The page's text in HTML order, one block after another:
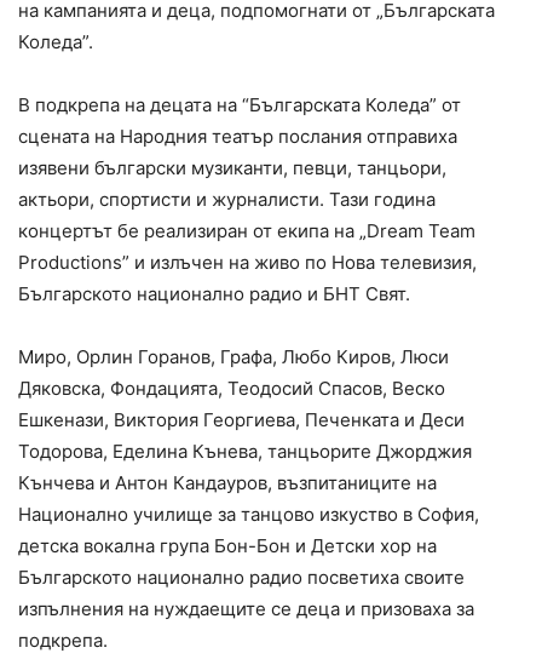
на кампанията и деца, подпомогнати от „Българската
Коледа”.
В подкрепа на децата на “Българската Коледа” от
сцената на Народния театър послания отправиха
изявени български музиканти, певци, танцьори,
актьори, спортисти и журналисти. Тази година
концертът бе реализиран от екипа на „Dream Team
Productions” и излъчен на живо по Нова телевизия,
Българското национално радио и БНТ Свят.
Миро, Орлин Горанов, Графа, Любо Киров, Люси
Дяковска, Фондацията, Теодосий Спасов, Веско
Ешкенази, Виктория Георгиева, Печенката и Деси
Тодорова, Еделина Кънева, танцьорите Джорджия
Кънчева и Антон Кандауров, възпитаниците на
Национално училище за танцово изкуство в София,
детска вокална група Бон-Бон и Детски хор на
Българското национално радио посветиха своите
изпълнения на нуждаещите се деца и призоваха за
подкрепа.